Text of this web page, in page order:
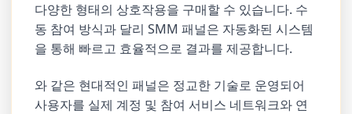
다양한 형태의 상호작용을 구매할 수 있습니다. 수
동 참여 방식과 달리 SMM 패널은 자동화된 시스템
을 통해 빠르고 효율적으로 결과를 제공합니다.
와 같은 현대적인 패널은 정교한 기술로 운영되어
사용자를 실제 계정 및 참여 서비스 네트워크와 연